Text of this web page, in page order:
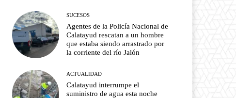
SUCESOS
Agentes de la Policía Nacional de
Calatayud rescatan a un hombre
que estaba siendo arrastrado por
la corriente del río Jalón
ACTUALIDAD
Calatayud interrumpe el
suministro de agua esta noche